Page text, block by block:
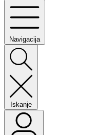
Navigacija
Iskanje